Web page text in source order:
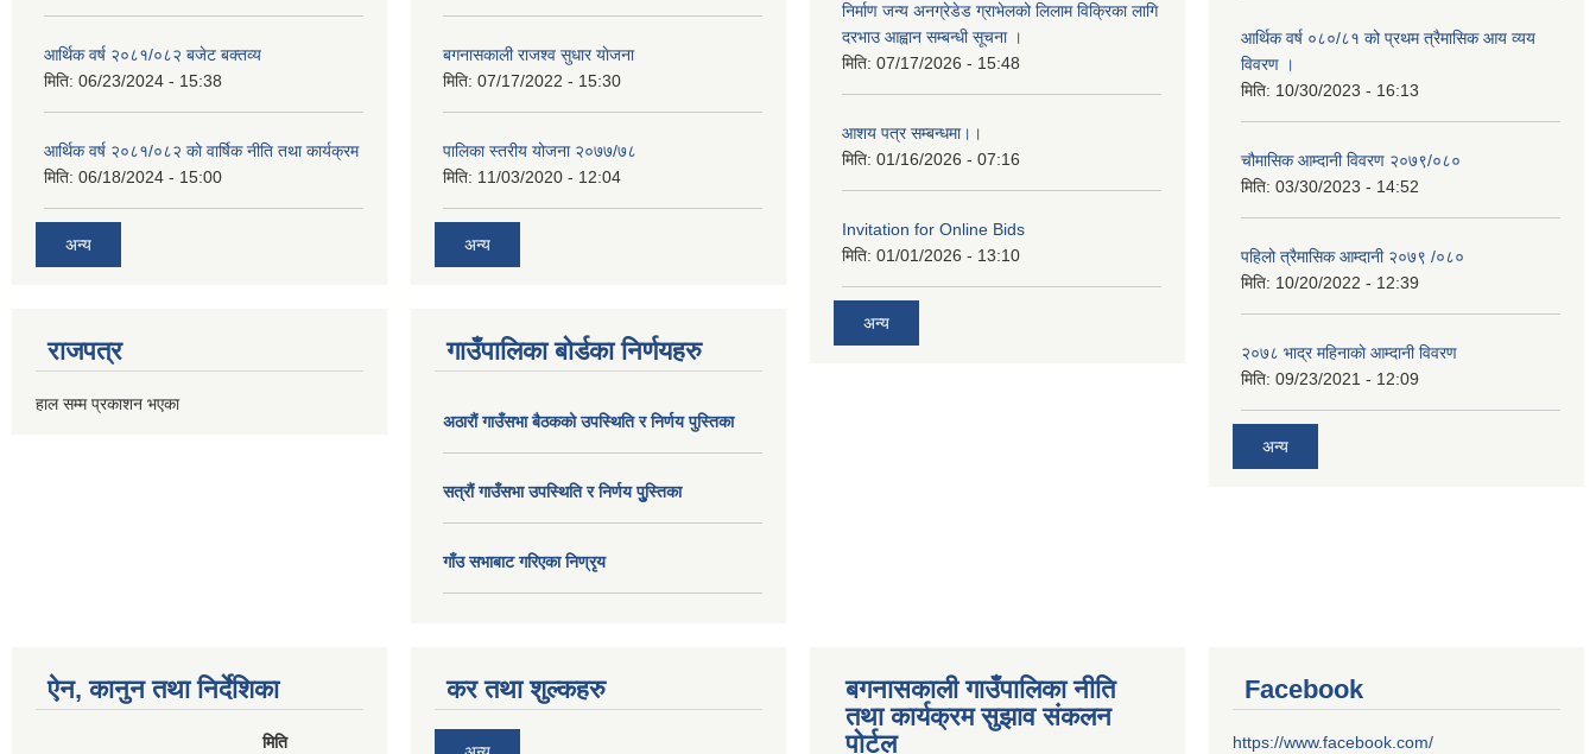
आर्थिक वर्ष २०८१/०८२ बजेट बक्तव्य
मिति: 06/23/2024 - 15:38
आर्थिक वर्ष २०८१/०८२ काे वार्षिक नीति तथा कार्यक्रम
मिति: 06/18/2024 - 15:00
अन्य
राजपत्र
हाल सम्म प्रकाशन भएका
बगनासकाली राजश्व सुधार याेजना
मिति: 07/17/2022 - 15:30
पालिका स्तरीय योजना २०७७/७८
मिति: 11/03/2020 - 12:04
अन्य
गाउँपालिका बोर्डका निर्णयहरु
अठाराैं गाउँसभा बैठकको उपस्थिति र निर्णय पुस्तिका
सत्राैं गाउँसभा उपस्थिति र निर्णय पुु्स्तिका
गाँउ सभाबाट गरिएका निण्रृय
निर्माण जन्य अनग्रेडेड ग्राभेलको लिलाम विक्रिका लागि
दरभाउ आह्वान सम्बन्धी सूचना ।
मिति: 07/17/2026 - 15:48
आशय पत्र सम्बन्धमा।।
मिति: 01/16/2026 - 07:16
Invitation for Online Bids
मिति: 01/01/2026 - 13:10
अन्य
आर्थिक वर्ष ०८०/८१ को प्रथम त्रैमासिक आय व्यय
विवरण ।
मिति: 10/30/2023 - 16:13
चौमासिक आम्दानी विवरण २०७९/०८०
मिति: 03/30/2023 - 14:52
पहिलो त्रैमासिक आम्दानी २०७९ /०८०
मिति: 10/20/2022 - 12:39
२०७८ भाद्र महिनाकाे आम्दानी विवरण
मिति: 09/23/2021 - 12:09
अन्य
ऐन, कानुन तथा निर्देशिका
मिति
कर तथा शुल्कहरु
बगनासकाली गाउँपालिका नीति
तथा कार्यक्रम सुझाव संकलन
पोर्टल
Facebook
https://www.facebook.com/